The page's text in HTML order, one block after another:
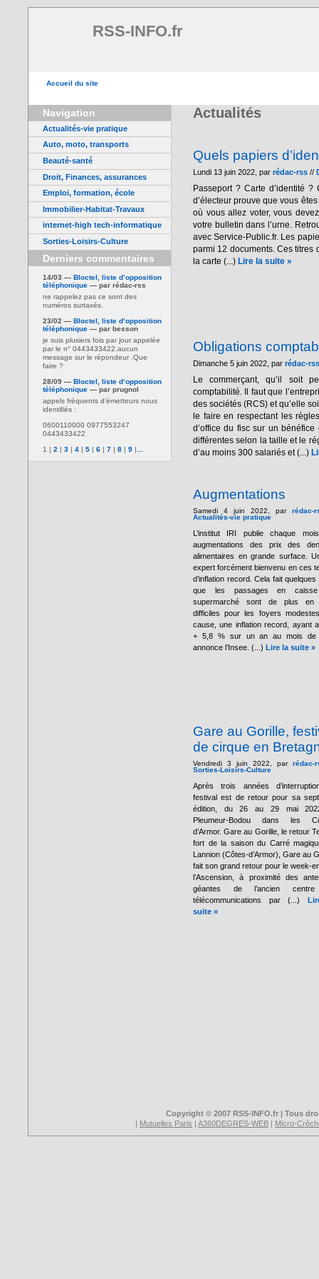
RSS-INFO.fr
Accueil du site
Navigation
Actualités-vie pratique
Auto, moto, transports
Beauté-santé
Droit, Finances, assurances
Emploi, formation, école
Immobilier-Habitat-Travaux
internet-high tech-informatique
Sorties-Loisirs-Culture
Derniers commentaires
14/03 — Bloctel, liste d’opposition
téléphonique — par rédac-rss
ne rappelez pas ce sont des
numéros surtaxés.
23/02 — Bloctel, liste d’opposition
téléphonique — par besson
je suis plusiers fois par jour appelée
par le n° 0443433422.aucun
message sur le répondeur .Que
faire ?
28/09 — Bloctel, liste d’opposition
téléphonique — par prugnol
appels fréquents d’émetteurs nous
identifiés :
0600110000 0977553247
0443433422
1 | 2 | 3 | 4 | 5 | 6 | 7 | 8 | 9 |
Actualités
Quels papiers
Lundi 13 juin 2022, par rédac-rss //
Passeport ? Carte d’identité
d’électeur prouve que vous
où vous allez voter, vous
votre bulletin dans l’urne.
avec Service-Public.fr. Les
parmi 12 documents. Ces titres
la carte (...) Lire la suite »
Obligations
Dimanche 5 juin 2022, par rédac-rss
Le commerçant, qu’il soit
comptabilité. Il faut que
des sociétés (RCS) et qu’elle
le faire en respectant les
d’office du fisc sur un
différentes selon la taille et le
d’au moins 300 salariés et (...)
Augmentations
Samedi 4 juin 2022, par rédac-
Actualités-vie pratique
L’institut IRI publie chaque
augmentations des prix des
alimentaires en grande surface.
expert forcément bienvenu en ces
d’inflation record. Cela fait quelques
que les passages en
supermarché sont de plus en
difficiles pour les foyers
cause, une inflation record, ayant
+ 5,8 % sur un an au mois de
annonce l’Insee. (...) Lire la suite »
Gare au Gorille,
de cirque en
Vendredi 3 juin 2022, par rédac-
Sorties-Loisirs-Culture
Après trois années
festival est de retour pour sa
édition, du 26 au 29 mai
Pleumeur-Bodou dans les
d’Armor. Gare au Gorille, le retour
fort de la saison du Carré
Lannion (Côtes-d’Armor), Gare au
fait son grand retour pour le week-
l’Ascension, à proximité des
géantes de l’ancien
télécommunications par (...)
suite »
Copyright © 2007 RSS-INFO.fr | Tous
| Mutuelles Paris | A360DEGRES-WEB | Micro-